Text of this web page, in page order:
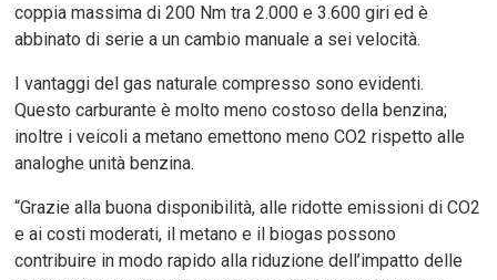
coppia massima di 200 Nm tra 2.000 e 3.600 giri ed è
abbinato di serie a un cambio manuale a sei velocità.
I vantaggi del gas naturale compresso sono evidenti.
Questo carburante è molto meno costoso della benzina;
inoltre i veicoli a metano emettono meno CO2 rispetto alle
analoghe unità benzina.
“Grazie alla buona disponibilità, alle ridotte emissioni di CO2
e ai costi moderati, il metano e il biogas possono
contribuire in modo rapido alla riduzione dell’impatto delle